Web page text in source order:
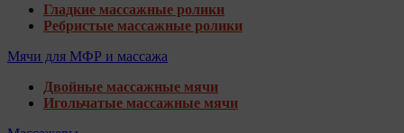
Гладкие массажные ролики
Ребристые массажные ролики
Мячи для МФР и массажа
Двойные массажные мячи
Игольчатые массажные мячи